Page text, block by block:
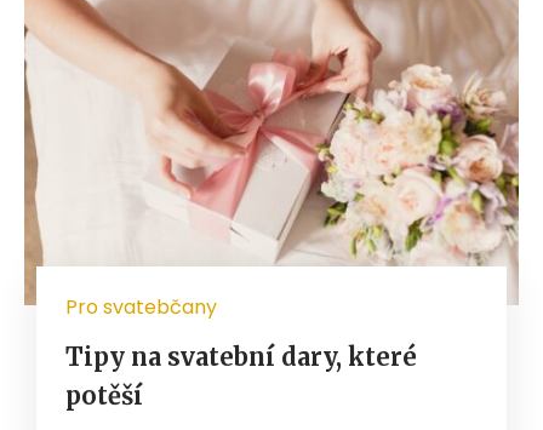
Pro svatebčany
Tipy na svatební dary, které
potěší